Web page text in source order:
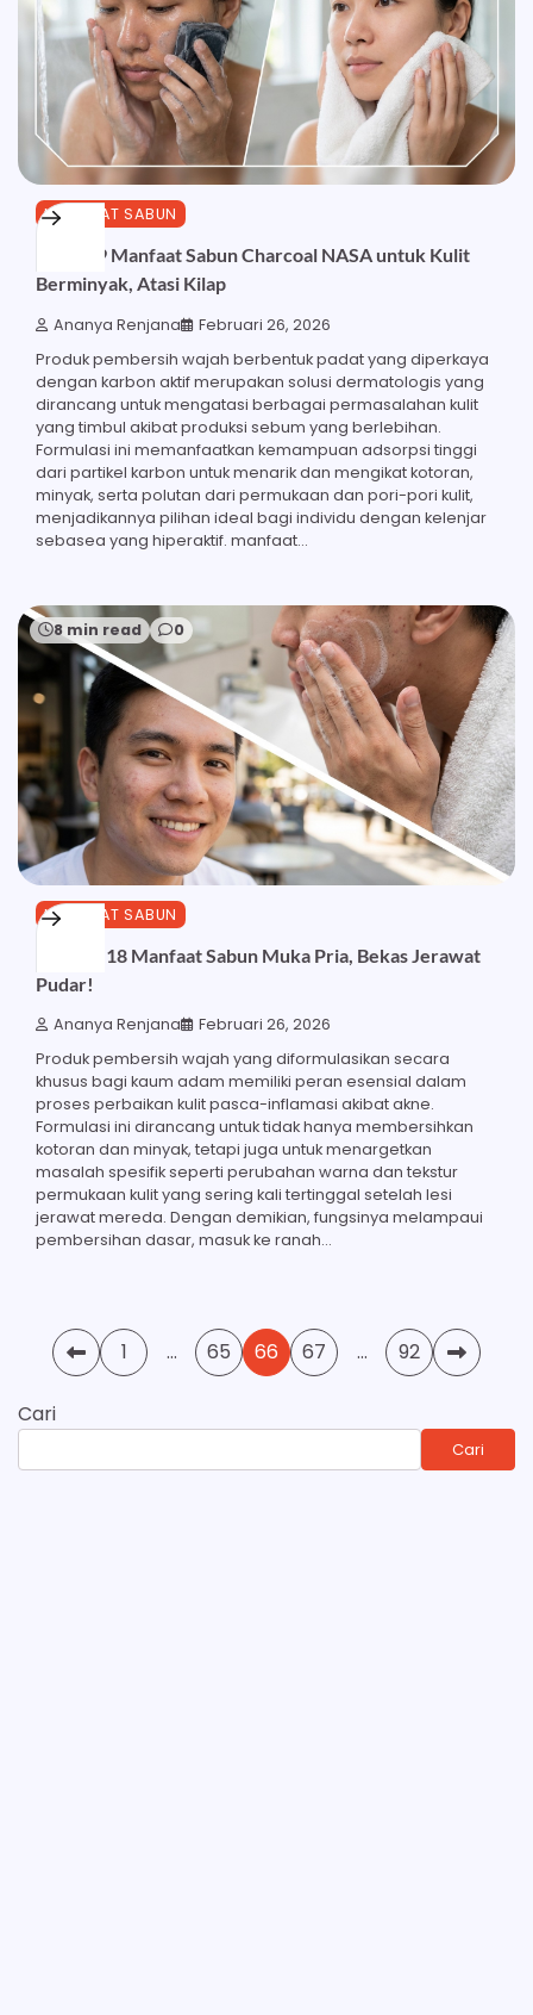
MANFAAT SABUN
Inilah 19 Manfaat Sabun Charcoal NASA untuk Kulit
Berminyak, Atasi Kilap
Ananya Renjana Februari 26, 2026
Produk pembersih wajah berbentuk padat yang diperkaya
dengan karbon aktif merupakan solusi dermatologis yang
dirancang untuk mengatasi berbagai permasalahan kulit
yang timbul akibat produksi sebum yang berlebihan.
Formulasi ini memanfaatkan kemampuan adsorpsi tinggi
dari partikel karbon untuk menarik dan mengikat kotoran,
minyak, serta polutan dari permukaan dan pori-pori kulit,
menjadikannya pilihan ideal bagi individu dengan kelenjar
sebasea yang hiperaktif. manfaat…
8 min read 0
MANFAAT SABUN
Ketahui 18 Manfaat Sabun Muka Pria, Bekas Jerawat
Pudar!
Ananya Renjana Februari 26, 2026
Produk pembersih wajah yang diformulasikan secara
khusus bagi kaum adam memiliki peran esensial dalam
proses perbaikan kulit pasca-inflamasi akibat akne.
Formulasi ini dirancang untuk tidak hanya membersihkan
kotoran dan minyak, tetapi juga untuk menargetkan
masalah spesifik seperti perubahan warna dan tekstur
permukaan kulit yang sering kali tertinggal setelah lesi
jerawat mereda. Dengan demikian, fungsinya melampaui
pembersihan dasar, masuk ke ranah…
Paginasi
1 … 65 66 67 … 92
Cari
Cari